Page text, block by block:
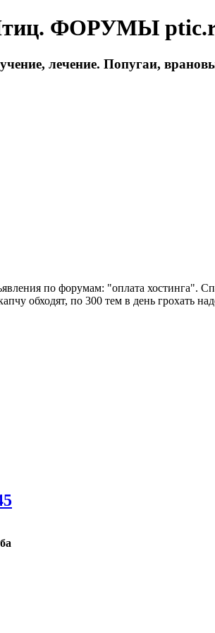
ФОРУМЫ
лечение. Попугаи,
по форумам: "оплата хостинга".
обходят, по 300 тем в день грохать